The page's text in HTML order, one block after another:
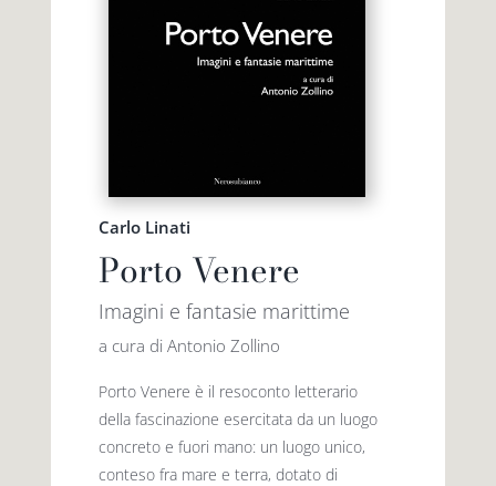
Carlo Linati
Porto Venere
Imagini e fantasie marittime
a cura di Antonio Zollino
Porto Venere è il resoconto letterario
della fascinazione esercitata da un luogo
concreto e fuori mano: un luogo unico,
conteso fra mare e terra, dotato di